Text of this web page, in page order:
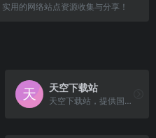
用的网络站点资源收集与分享！
天空下载站
天空下载站，提供国内外最新最安全的免费软件资源下载，所有软件通过安全检测，无木马病毒，无诱导广告，绿色软件轻松下载